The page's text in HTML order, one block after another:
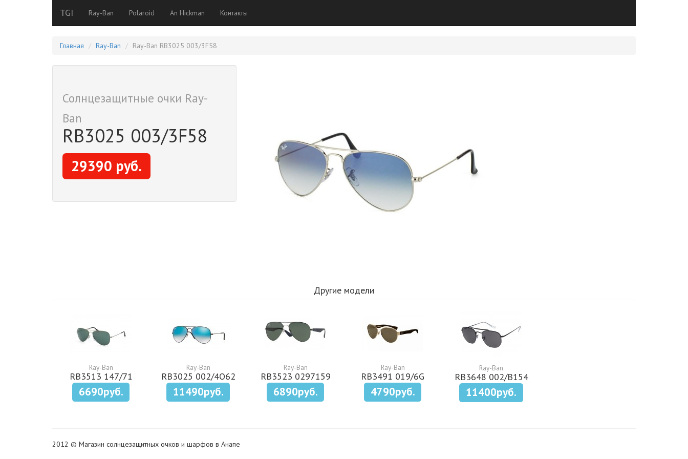
TGI Ray-Ban Polaroid An Hickman Контакты
Главная Ray-Ban Ray-Ban RB3025 003/3F58
Солнцезащитные очки Ray-
Ban
RB3025 003/3F58
29390 руб.
Другие модели
Ray-Ban
RB3513 147/71
6690руб.
Ray-Ban
RB3025 002/4O62
11490руб.
Ray-Ban
RB3523 0297159
6890руб.
Ray-Ban
RB3491 019/6G
4790руб.
Ray-Ban
RB3648 002/B154
11400руб.
2012 © Магазин солнцезащитных очков и шарфов в Анапе